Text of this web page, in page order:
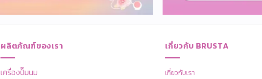
ผลิตภัณฑ์ของเรา
เครื่องปั๊มนม
เกี่ยวกับ BRUSTA
เกี่ยวกับเรา